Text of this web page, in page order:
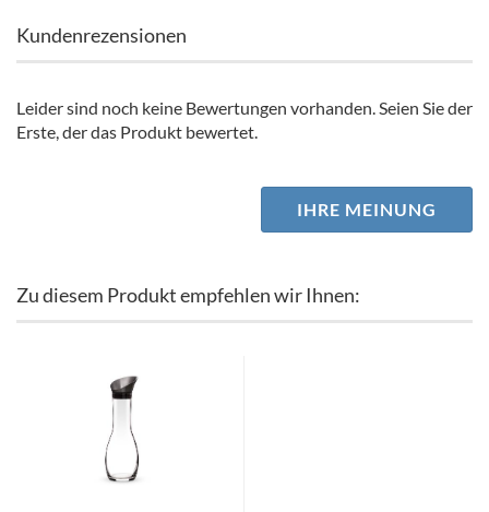
Kundenrezensionen
Leider sind noch keine Bewertungen vorhanden. Seien Sie der
Erste, der das Produkt bewertet.
IHRE MEINUNG
Zu diesem Produkt empfehlen wir Ihnen: